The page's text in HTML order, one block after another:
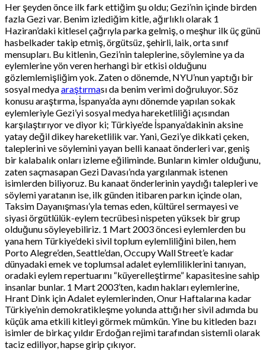
Her şeyden önce ilk fark ettiğim şu oldu; Gezi’nin içinde birden
fazla Gezi var. Benim izlediğim kitle, ağırlıklı olarak 1
Haziran’daki kitlesel çağrıyla parka gelmiş, o meşhur ilk üç günü
hasbelkader takip etmiş, örgütsüz, şehirli, laik, orta sınıf
mensupları. Bu kitlenin, Gezi’nin taleplerine, söylemine ya da
eylemlerine yön veren herhangi bir etkisi olduğunu
gözlemlemişliğim yok. Zaten o dönemde, NYU’nun yaptığı bir
sosyal medyaaraştırması da benim verimi doğruluyor. Söz
konusu araştırma, İspanya’da aynı dönemde yapılan sokak
eylemleriyle Gezi’yi sosyal medya hareketliliği açısından
karşılaştırıyor ve diyor ki; Türkiye’de İspanya’dakinin aksine
yatay değil dikey hareketlilik var. Yani, Gezi’ye dikkati çeken,
taleplerini ve söylemini yayan belli kanaat önderleri var, geniş
bir kalabalık onları izleme eğiliminde. Bunların kimler olduğunu,
zaten saçmasapan Gezi Davası’nda yargılanmak istenen
isimlerden biliyoruz. Bu kanaat önderlerinin yaydığı talepleri ve
söylemi yaratanın ise, ilk günden itibaren parkın içinde olan,
Taksim Dayanışması’yla temas eden, kültürel sermayesi ve
siyasi örgütlülük-eylem tecrübesi nispeten yüksek bir grup
olduğunu söyleyebiliriz. 1 Mart 2003 öncesi eylemlerden bu
yana hem Türkiye’deki sivil toplum eylemliliğini bilen, hem
Porto Alegre’den, Seattle’dan, Occupy Wall Street’e kadar
dünyadaki emek ve toplumsal adalet eylemliliklerini tanıyan,
oradaki eylem repertuarını “küyerelleştirme” kapasitesine sahip
insanlar bunlar. 1 Mart 2003’ten, kadın hakları eylemlerine,
Hrant Dink için Adalet eylemlerinden, Onur Haftalarına kadar
Türkiye’nin demokratikleşme yolunda attığı her sivil adımda bu
küçük ama etkili kitleyi görmek mümkün. Yine bu kitleden bazı
isimler de birkaç yıldır Erdoğan rejimi tarafından sistemli olarak
taciz ediliyor, hapse girip çıkıyor.